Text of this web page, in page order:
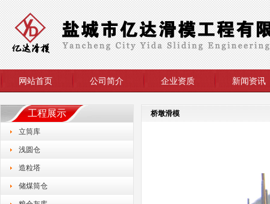
网站首页 公司简介 企业资质 新闻资讯
工程展示
立筒库
浅圆仓
造粒塔
储煤筒仓
桥墩滑模